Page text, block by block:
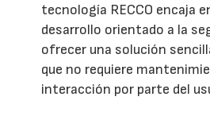
tecnología RECCO encaja
desarrollo orientado a la
ofrecer una solución
que no requiere
interacción por parte del